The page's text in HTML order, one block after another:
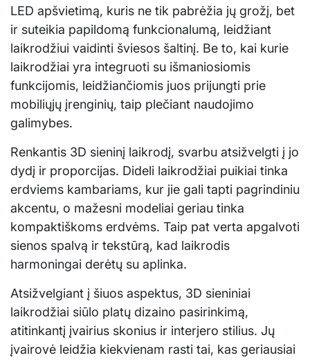
LED apšvietimą, kuris ne tik pabrėžia jų grožį, bet
ir suteikia papildomą funkcionalumą, leidžiant
laikrodžiui vaidinti šviesos šaltinį. Be to, kai kurie
laikrodžiai yra integruoti su išmaniosiomis
funkcijomis, leidžiančiomis juos prijungti prie
mobiliųjų įrenginių, taip plečiant naudojimo
galimybes.
Renkantis 3D sieninį laikrodį, svarbu atsižvelgti į jo
dydį ir proporcijas. Dideli laikrodžiai puikiai tinka
erdviems kambariams, kur jie gali tapti pagrindiniu
akcentu, o mažesni modeliai geriau tinka
kompaktiškoms erdvėms. Taip pat verta apgalvoti
sienos spalvą ir tekstūrą, kad laikrodis
harmoningai derėtų su aplinka.
Atsižvelgiant į šiuos aspektus, 3D sieniniai
laikrodžiai siūlo platų dizaino pasirinkimą,
atitinkantį įvairius skonius ir interjero stilius. Jų
įvairovė leidžia kiekvienam rasti tai, kas geriausiai